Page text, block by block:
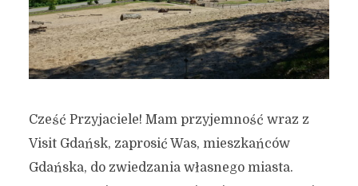
Cześć Przyjaciele! Mam przyjemność wraz z
Visit Gdańsk, zaprosić Was, mieszkańców
Gdańska, do zwiedzania własnego miasta.